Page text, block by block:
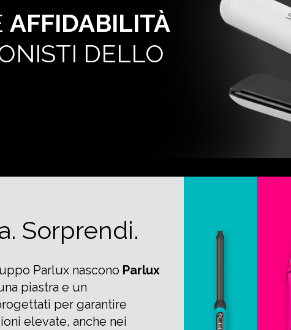
AFFIDABILITÀ
DELLO
Sorprendi.
Parlux nascono Parlux
piastra e un
per garantire
elevate, anche nei